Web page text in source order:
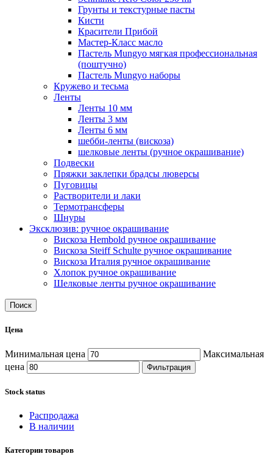
Грунты и текстурные пасты
Кисти
Красители Прибой
Мастер-Класс масло
Пастель Mungyo мягкая профессиональная
(поштучно)
Пастель Mungyo наборы
Кружево и тесьма
Ленты
Ленты 10 мм
Ленты 3 мм
Ленты 6 мм
шебби-ленты (вискоза)
шелковые ленты (ручное окрашивание)
Подвески
Пряжки заклепки брадсы люверсы
Пуговицы
Растворители и лаки
Термотрансферы
Шнуры
Эксклюзив: ручное окрашивание
Вискоза Hembold ручное окрашивание
Вискоза Steiff Schulte ручное окрашивание
Вискоза Италия ручное окрашивание
Хлопок ручное окрашивание
Шелковые ленты ручное окрашивание
Поиск
Цена
Минимальная цена
Максимальная
цена
Фильтрация
Stock status
Распродажа
В наличии
Категории товаров